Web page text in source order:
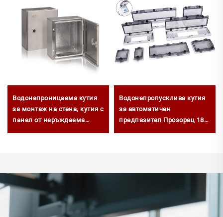
Водонепроницаема кутия
за монтаж на стена, кутия с
панел от неръждаема
Водонепропусклива кутия
за автоматичен
предпазител Прозорец 18